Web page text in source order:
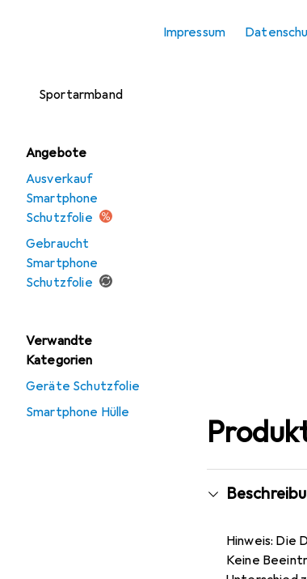
Impressum
Sportarmband
Angebote
Ausverkauf
Smartphone
Schutzfolie
Gebraucht
Smartphone
Schutzfolie
Verwandte
Kategorien
Geräte Schutzfolie
Smartphone Hülle
Hinweis: Die
Keine